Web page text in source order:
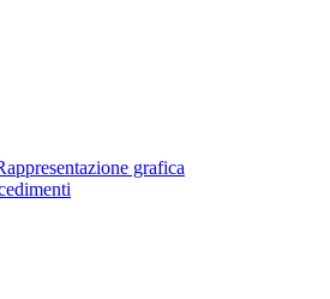
grafica